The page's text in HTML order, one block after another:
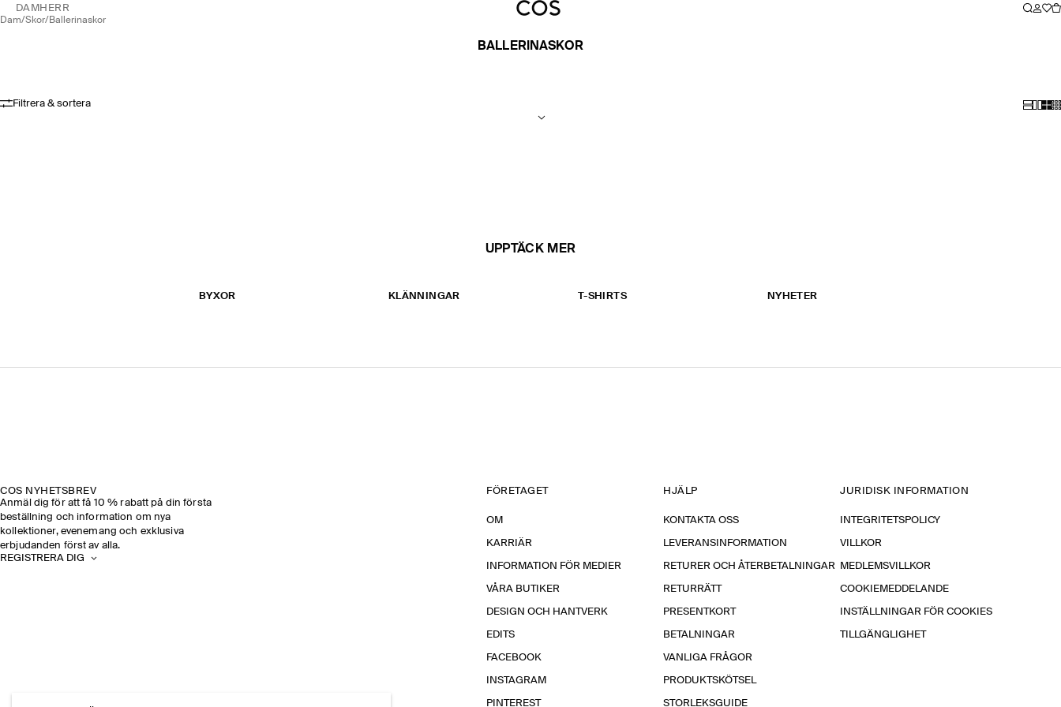
DAM HERR
dam/ skor/ ballerinaskor
BALLERINASKOR
Filtrera & sortera
UPPTÄCK MER
BYXOR KLÄNNINGAR T-SHIRTS NYHETER
COS NYHETSBREV
Anmäl dig för att få 10 % rabatt på din första
beställning och information om nya
kollektioner, evenemang och exklusiva
erbjudanden först av alla.
REGISTRERA DIG
FÖRETAGET
OM
KARRIÄR
INFORMATION FÖR MEDIER
VÅRA BUTIKER
DESIGN OCH HANTVERK
EDITS
FACEBOOK
INSTAGRAM
PINTEREST
HJÄLP
KONTAKTA OSS
LEVERANSINFORMATION
RETURER OCH ÅTERBETALNINGAR
RETURRÄTT
PRESENTKORT
BETALNINGAR
VANLIGA FRÅGOR
PRODUKTSKÖTSEL
STORLEKSGUIDE
JURIDISK INFORMATION
INTEGRITETSPOLICY
VILLKOR
MEDLEMSVILLKOR
COOKIEMEDDELANDE
INSTÄLLNINGAR FÖR COOKIES
TILLGÄNGLIGHET